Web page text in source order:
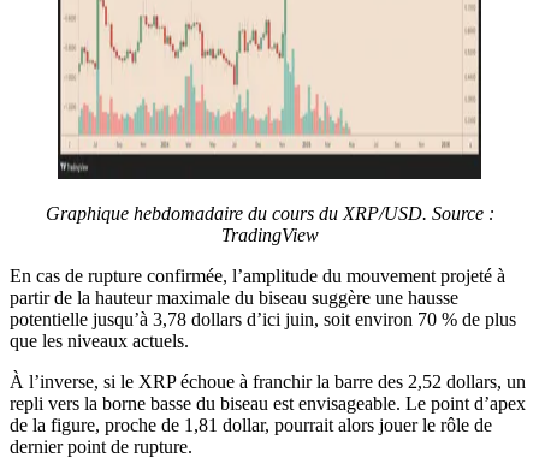
Graphique hebdomadaire du cours du XRP/USD. Source :
TradingView
En cas de rupture confirmée, l’amplitude du mouvement projeté à
partir de la hauteur maximale du biseau suggère une hausse
potentielle jusqu’à 3,78 dollars d’ici juin, soit environ 70 % de plus
que les niveaux actuels.
À l’inverse, si le XRP échoue à franchir la barre des 2,52 dollars, un
repli vers la borne basse du biseau est envisageable. Le point d’apex
de la figure, proche de 1,81 dollar, pourrait alors jouer le rôle de
dernier point de rupture.